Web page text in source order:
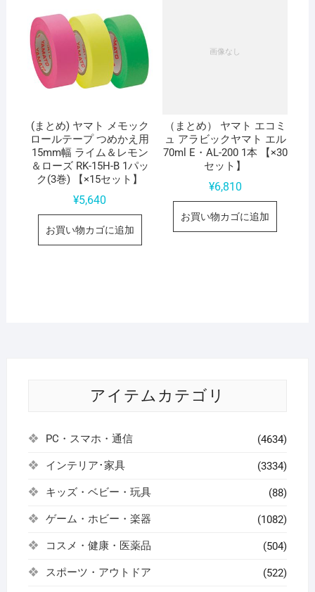
(まとめ) ヤマト メモック
ロールテープ つめかえ用
15mm幅 ライム＆レモン
＆ローズ RK-15H-B 1パッ
ク(3巻) 【×15セット】
¥5,640
お買い物カゴに追加
（まとめ） ヤマト エコミ
ュ アラビックヤマト エル
70ml E・AL-200 1本 【×30
セット】
¥6,810
お買い物カゴに追加
アイテムカテゴリ
PC・スマホ・通信 (4634)
インテリア･家具 (3334)
キッズ・ベビー・玩具 (88)
ゲーム・ホビー・楽器 (1082)
コスメ・健康・医薬品 (504)
スポーツ・アウトドア (522)